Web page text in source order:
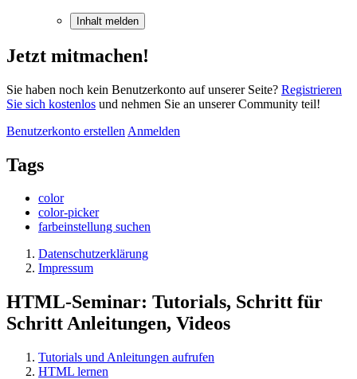
Inhalt melden
Jetzt mitmachen!
Sie haben noch kein Benutzerkonto auf unserer Seite? Registrieren
Sie sich kostenlos und nehmen Sie an unserer Community teil!
Benutzerkonto erstellen Anmelden
Tags
color
color-picker
farbeinstellung suchen
Datenschutzerklärung
Impressum
HTML-Seminar: Tutorials, Schritt für
Schritt Anleitungen, Videos
Tutorials und Anleitungen aufrufen
HTML lernen